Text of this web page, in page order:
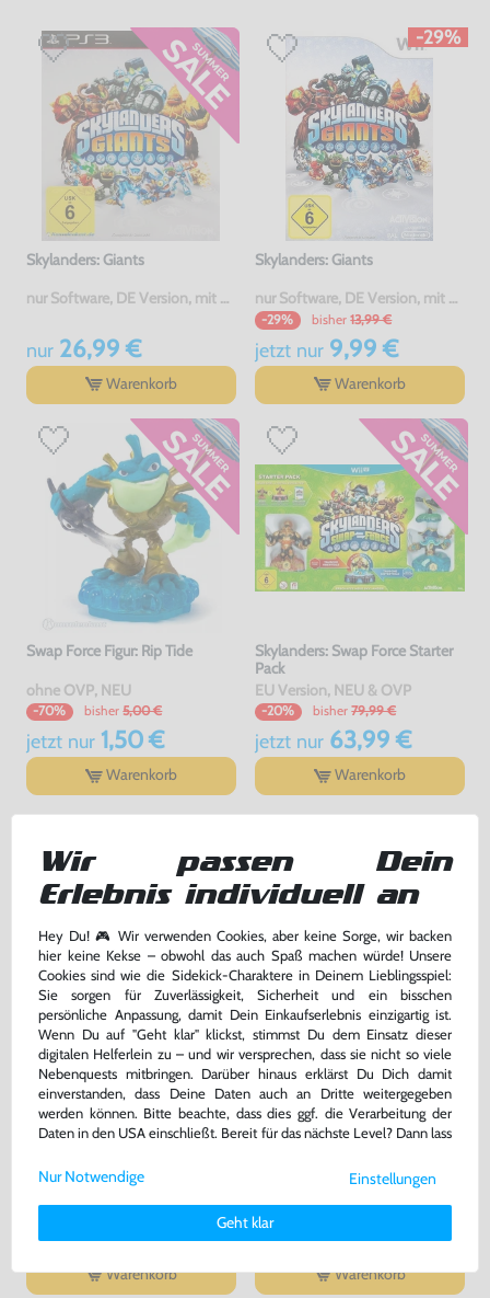
Skylanders: Giants
nur Software, DE Version, mit OVP, gebraucht
nur26,99 €
Warenkorb
-29%
Skylanders: Giants
nur Software, DE Version, mit OVP, gebraucht
-29% bisher 13,99 €
jetzt nur9,99 €
Warenkorb
Swap Force Figur: Rip Tide
ohne OVP, NEU
-70% bisher 5,00 €
jetzt nur1,50 €
Warenkorb
Skylanders: Swap Force Starter
Pack
EU Version, NEU & OVP
-20% bisher 79,99 €
jetzt nur63,99 €
Warenkorb
DAS HABEN ANDERE DAZU
GEKAUFT
Fight
gebraucht
nur12,99 €
Warenkorb
sehr guter Zustand, gebraucht
nur24,99 €
Warenkorb
Wir passen Dein
Erlebnis individuell an
Hey Du! 🎮 Wir verwenden Cookies, aber keine Sorge, wir backen
hier keine Kekse – obwohl das auch Spaß machen würde! Unsere
Cookies sind wie die Sidekick-Charaktere in Deinem Lieblingsspiel:
Sie sorgen für Zuverlässigkeit, Sicherheit und ein bisschen
persönliche Anpassung, damit Dein Einkaufserlebnis einzigartig ist.
Wenn Du auf "Geht klar" klickst, stimmst Du dem Einsatz dieser
digitalen Helferlein zu – und wir versprechen, dass sie nicht so viele
Nebenquests mitbringen. Darüber hinaus erklärst Du Dich damit
einverstanden, dass Deine Daten auch an Dritte weitergegeben
werden können. Bitte beachte, dass dies ggf. die Verarbeitung der
Daten in den USA einschließt. Bereit für das nächste Level? Dann lass
Weitere Informationen zu den von uns verwendeten Cookies und
Deinen Rechten als Nutzer findest Du in unsererDaten­schutz­
Impressum.
Einstellungen
Geht klar
Nur Notwendige